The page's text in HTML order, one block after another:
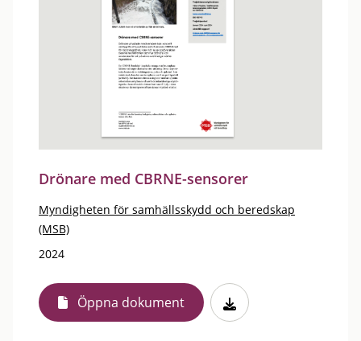
Drönare med CBRNE-sensorer
Myndigheten för samhällsskydd och beredskap
(MSB)
2024
Öppna dokument